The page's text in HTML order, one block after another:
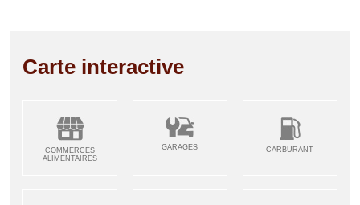
Carte interactive
COMMERCES
ALIMENTAIRES
GARAGES CARBURANT